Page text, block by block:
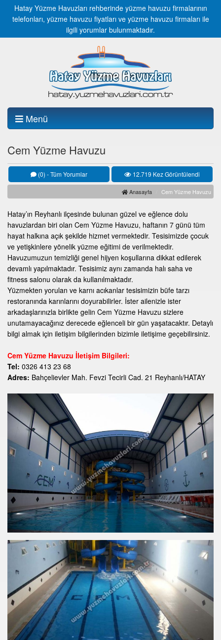
Hatay Yüzme Havuzları rehberinde yüzme havuzu firmalarının
telefonları, yüzme havuzu fiyatları ve yüzme havuzu firmaları ile
ilgili yorumlar bulunmaktadır.
Menü
Cem Yüzme Havuzu
(0) - Tüm Yorumlar 12.719 Kez Görüntülendi
Anasayfa Cem Yüzme Havuzu
Hatay’ın Reyhanlı ilçesinde bulunan güzel ve eğlence dolu
havuzlardan biri olan Cem Yüzme Havuzu, haftanın 7 günü tüm
hayat halkına açık şekilde hizmet vermektedir. Tesisimizde çocuk
ve yetişkinlere yönelik yüzme eğitimi de verilmektedir.
Havuzumuzun temizliği genel hijyen koşullarına dikkat edilerek
devamlı yapılmaktadır. Tesisimiz aynı zamanda halı saha ve
fitness salonu olarak da kullanılmaktadır.
Yüzmekten yorulan ve karnı acıkanlar tesisimizin büfe tarzı
restoranında karınlarını doyurabilirler. İster ailenizle ister
arkadaşlarınızla birlikte gelin Cem Yüzme Havuzu sizlere
unutamayacağınız derecede eğlenceli bir gün yaşatacaktır. Detaylı
bilgi almak için iletişim bilgilerinden bizimle iletişime geçebilirsiniz.
Cem Yüzme Havuzu İletişim Bilgileri:
Tel: 0326 413 23 68
Adres: Bahçelievler Mah. Fevzi Tecirli Cad. 21 Reyhanlı/HATAY